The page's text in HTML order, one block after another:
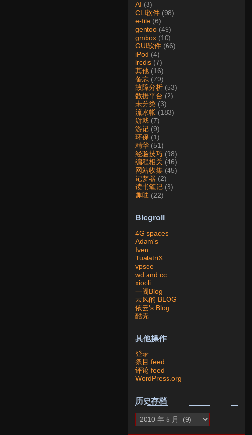
AI (3)
CLI软件 (98)
e-file (6)
gentoo (49)
gmbox (10)
GUI软件 (66)
iPod (4)
lrcdis (7)
其他 (16)
备忘 (79)
故障分析 (53)
数据平台 (2)
未分类 (3)
流水帐 (183)
游戏 (7)
游记 (9)
环保 (1)
精华 (51)
经验技巧 (98)
编程相关 (46)
网站收集 (45)
记梦器 (2)
读书笔记 (3)
趣味 (22)
Blogroll
4G spaces
Adam's
Iven
TualatriX
vpsee
wd and cc
xiooli
一阁Blog
云风的 BLOG
依云's Blog
酷壳
其他操作
登录
条目 feed
评论 feed
WordPress.org
历史存档